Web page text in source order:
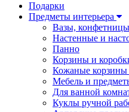
Подарки
Предметы интерьера
Вазы, конфетницы
Настенные и
Панно
Корзины и
Кожаные корзины
Мебель и
Для ванной
Куклы ручной